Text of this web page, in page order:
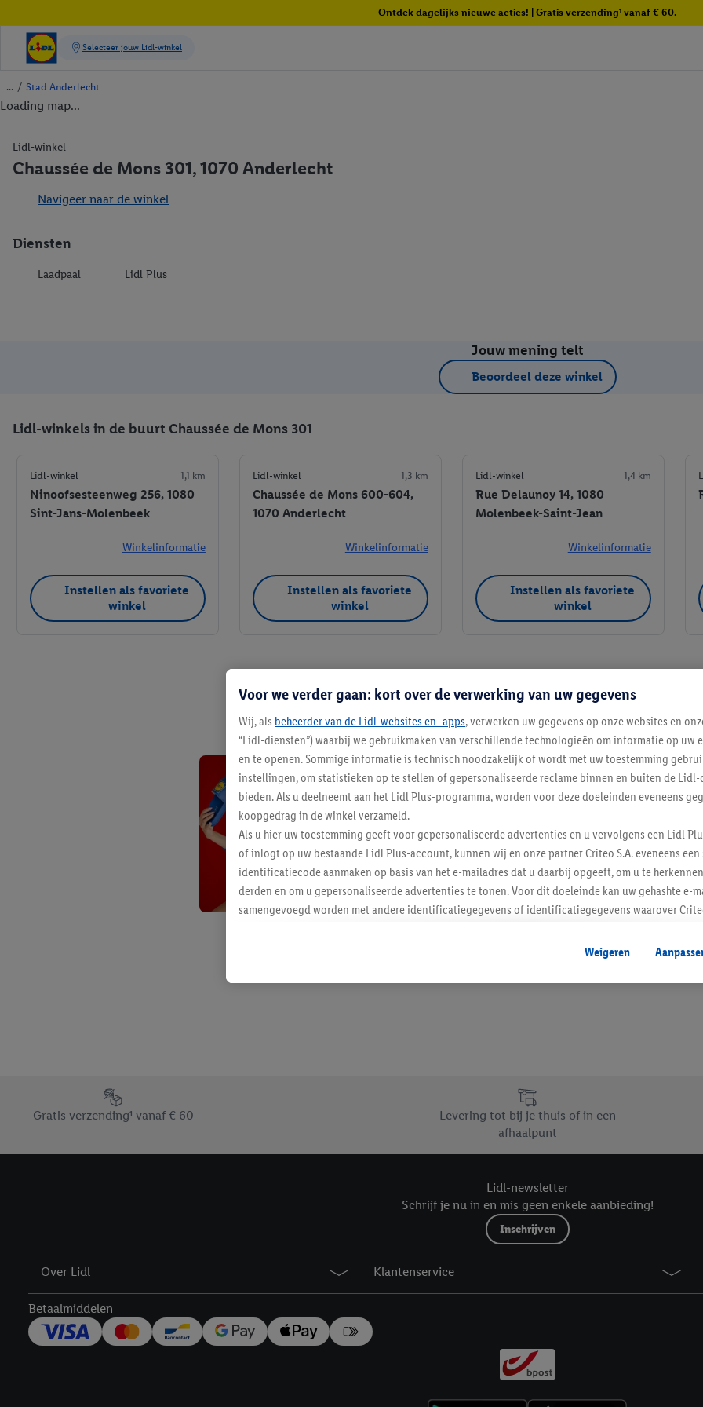
Ontdek dagelijks nieuwe acties! | Gratis verzending¹ vanaf € 60.
/ Stad Anderlecht
Loading map...
Lidl-winkel
Chaussée de Mons 301, 1070 Anderlecht
Navigeer naar de winkel
Diensten
Laadpaal Lidl Plus
Jouw mening telt
Beoordeel deze winkel
Lidl-winkels in de buurt Chaussée de Mons 301
Lidl-winkel 1,1 km
Ninoofsesteenweg 256, 1080
Sint-Jans-Molenbeek
Winkelinformatie
Instellen als favoriete
winkel
Lidl-winkel 1,3 km
Chaussée de Mons 600-604,
1070 Anderlecht
Winkelinformatie
Instellen als favoriete
winkel
Lidl-winkel 1,4 km
Rue Delaunoy 14, 1080
Molenbeek-Saint-Jean
Winkelinformatie
Instellen als favoriete
winkel
Instellen als favoriete winkel
Blijf op de
Inschrijven
Footerelement met de verschillende USPs van Lidl.be
Gratis verzending¹ vanaf € 60
Levering tot bij je thuis of in een
afhaalpunt
Lidl-newsletter
Schrijf je nu in en mis geen enkele aanbieding!
Inschrijven
Over Lidl Klantenservice
Betaalmiddelen
Voor we verder gaan: kort over de verwerking van uw gegevens
Wij, als beheerder van de Lidl-websites en -apps, verwerken uw gegevens op onze websites en
“Lidl-diensten”) waarbij we gebruikmaken van verschillende technologieën om informatie op uw
en te openen. Sommige informatie is technisch noodzakelijk of wordt met uw toestemming
instellingen, om statistieken op te stellen of gepersonaliseerde reclame binnen en buiten de Lidl-
bieden. Als u deelneemt aan het Lidl Plus-programma, worden voor deze doeleinden eveneens
koopgedrag in de winkel verzameld.
Als u hier uw toestemming geeft voor gepersonaliseerde advertenties en u vervolgens een Lidl
of inlogt op uw bestaande Lidl Plus-account, kunnen wij en onze partner Criteo S.A. eveneens
identificatiecode aanmaken op basis van het e-mailadres dat u daarbij opgeeft, om u te
derden en om u gepersonaliseerde advertenties te tonen. Voor dit doeleinde kan uw gehashte e-
samengevoegd worden met andere identificatiegegevens of identificatiegegevens waarover
Als u hiermee akkoord gaat, kunnen advertenties in het kader van retargeting, d.w.z. advertenties
u interesse hebt getoond (bijvoorbeeld door het product in de webshop aan uw winkelmandje toe
niet te kopen), ook op verschillende apparaten en verschillende Lidl-diensten worden
waaronder de bewaartermijn van de gegevens en uw recht om uw toestemming te allen tijde met
privacyverklaring.Je vindt het impressum hier.
Weigeren